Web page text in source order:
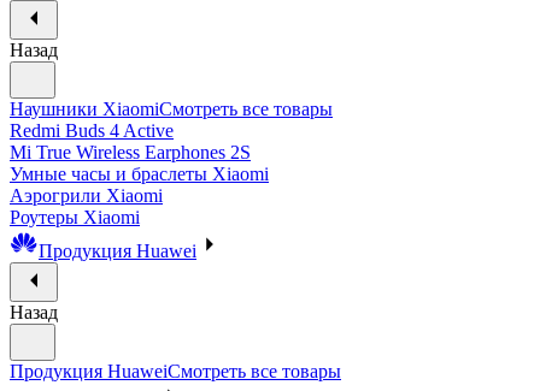
Назад
Наушники XiaomiСмотреть все товары
Redmi Buds 4 Active
Mi True Wireless Earphones 2S
Умные часы и браслеты Xiaomi
Аэрогрили Xiaomi
Роутеры Xiaomi
Продукция Huawei
Назад
Продукция HuaweiСмотреть все товары